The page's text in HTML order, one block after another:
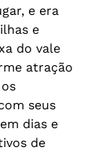
e era
e
do vale
atração
seus
dias e
de